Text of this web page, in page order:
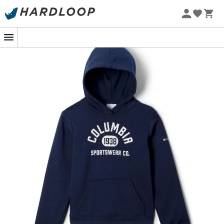
Zomeraanbiedingen 🔥 -5% EXTRA vanaf 2 producten* met